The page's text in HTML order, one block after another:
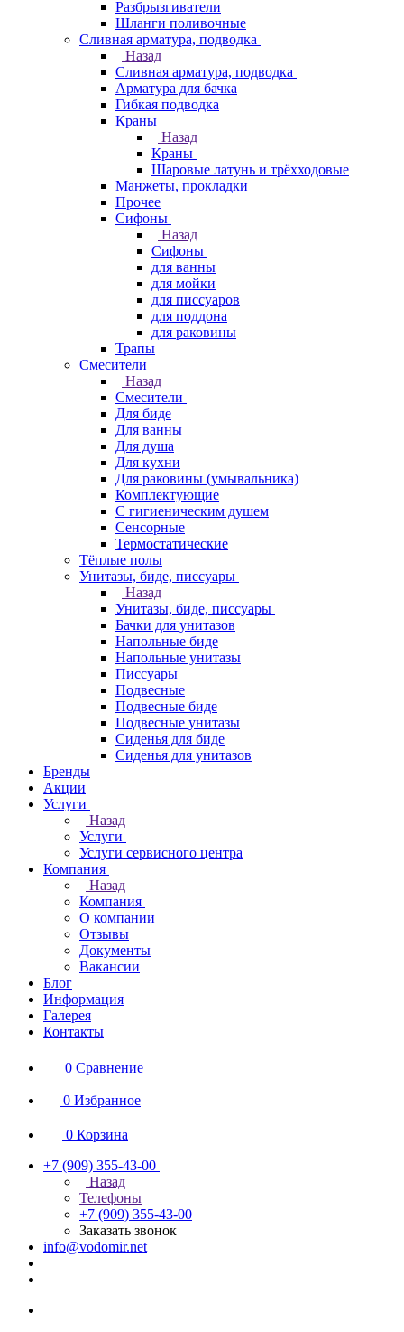
Разбрызгиватели
Шланги поливочные
Сливная арматура, подводка
Назад
Сливная арматура, подводка
Арматура для бачка
Гибкая подводка
Краны
Назад
Краны
Шаровые латунь и трёхходовые
Манжеты, прокладки
Прочее
Сифоны
Назад
Сифоны
для ванны
для мойки
для писсуаров
для поддона
для раковины
Трапы
Смесители
Назад
Смесители
Для биде
Для ванны
Для душа
Для кухни
Для раковины (умывальника)
Комплектующие
С гигиеническим душем
Сенсорные
Термостатические
Тёплые полы
Унитазы, биде, писсуары
Назад
Унитазы, биде, писсуары
Бачки для унитазов
Напольные биде
Напольные унитазы
Писсуары
Подвесные
Подвесные биде
Подвесные унитазы
Сиденья для биде
Сиденья для унитазов
Бренды
Акции
Услуги
Назад
Услуги
Услуги сервисного центра
Компания
Назад
Компания
О компании
Отзывы
Документы
Вакансии
Блог
Информация
Галерея
Контакты
0 Сравнение
0 Избранное
0 Корзина
+7 (909) 355-43-00
Назад
Телефоны
+7 (909) 355-43-00
Заказать звонок
info@vodomir.net